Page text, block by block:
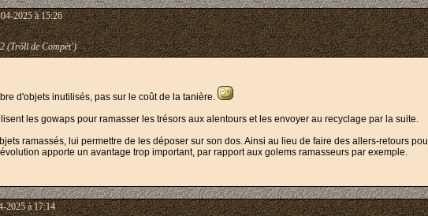
2025 à 15:26
(Trõll de Compèt')
d'objets inutilisés, pas sur le coût de la tanière.
les gowaps pour ramasser les trésors aux alentours et les envoyer au recyclage par la suite.
ramassés, lui permettre de les déposer sur son dos. Ainsi au lieu de faire des allers-retours
apporte un avantage trop important, par rapport aux golems ramasseurs par exemple.
2025 à 17:14